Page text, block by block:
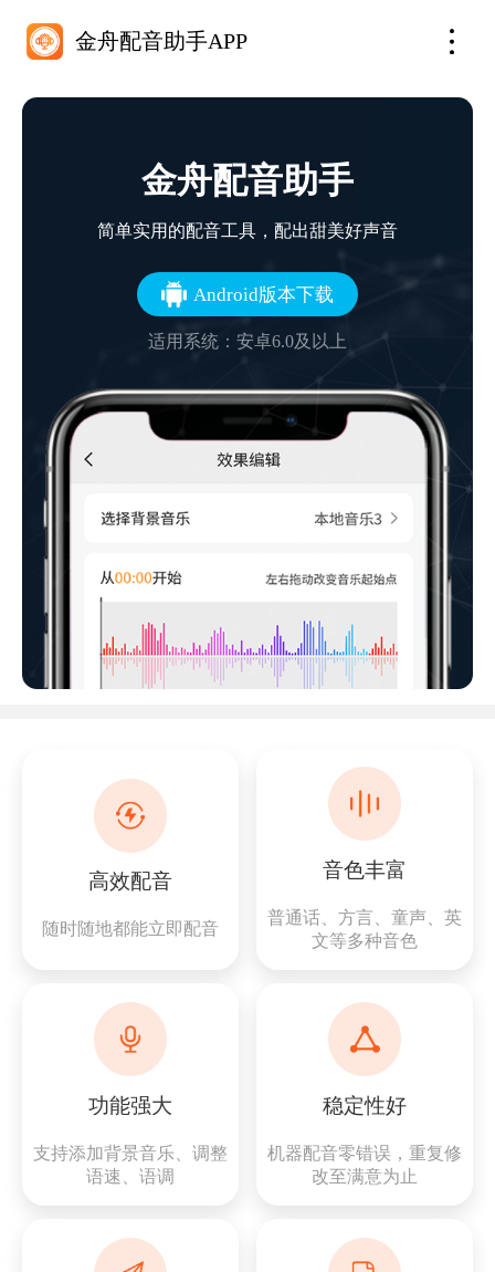
金舟配音助手APP
金舟配音助手
简单实用的配音工具，配出甜美好声音
Android版本下载
适用系统：安卓6.0及以上
高效配音
随时随地都能立即配音
音色丰富
普通话、方言、童声、英
文等多种音色
功能强大
支持添加背景音乐、调整
语速、语调
稳定性好
机器配音零错误，重复修
改至满意为止